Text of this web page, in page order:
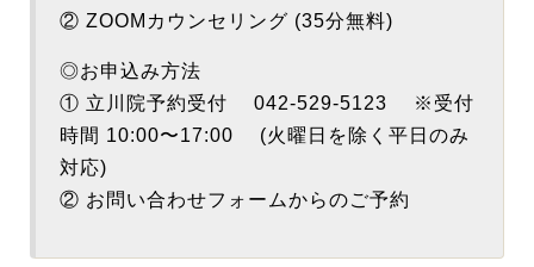
② ZOOMカウンセリング (35分無料)
◎お申込み方法
① 立川院予約受付 042-529-5123 ※受付
時間 10:00〜17:00 (火曜日を除く平日のみ
対応)
② お問い合わせフォームからのご予約